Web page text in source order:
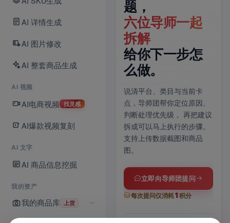
AI 详情生成
AI 图片修改
AI 整套商品生成
AI 视频
AI电商视频 找灵感
AI爆款视频复刻
AI 文字
AI 商品信息挖掘
我的资产
我的商品库 上货
一键生成带声
电商视频
70 条灵感库已
库，
爆款镜头模板一键带入
提示词，适配抖音 / 快手 /
商品卡多比例。
题，
六位导师一起
拆解
给你下一步怎
么做。
说清平台、类目与当前卡
点，导师团帮你定位原因、
判断处理优先级， 再把建议
拆成可以马上执行的步骤。
支持上传数据截图和商品
图。
立即向导师团提问
每次提问仅消耗1 积分